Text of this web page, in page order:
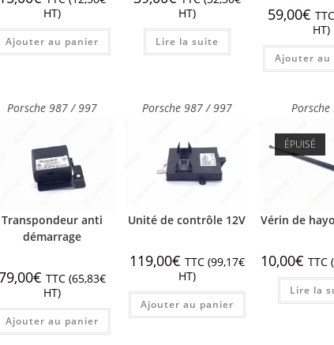
HT)
Ajouter au panier
HT)
Lire la suite
59,00€
HT)
Ajouter au
Porsche 987 / 997
Transpondeur anti
démarrage
€ TTC (65,83€
HT)
Ajouter au panier
Porsche 987 / 997
Unité de contrôle 12V
119,00€ TTC (99,17€
HT)
Ajouter au panier
Porsche
ÉPUISÉ
Vérin de
10,00€ TTC (
Lire la